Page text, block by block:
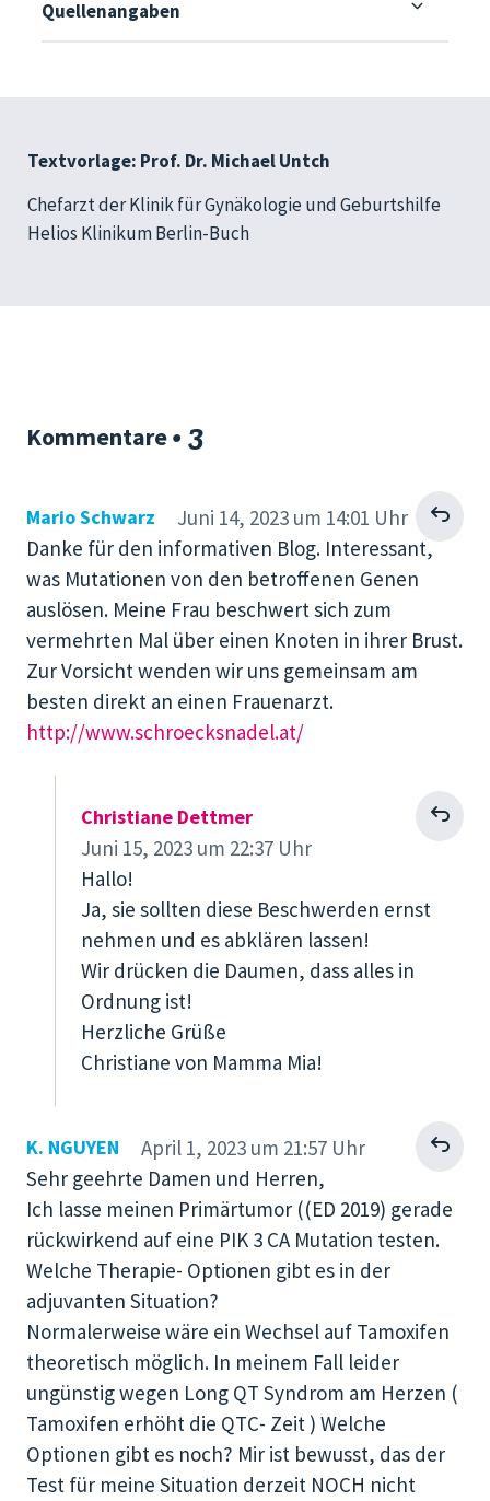
Quellenangaben
Textvorlage: Prof. Dr. Michael Untch
Chefarzt der Klinik für Gynäkologie und Geburtshilfe
Helios Klinikum Berlin-Buch
Kommentare• 3
Mario Schwarz
Juni 14, 2023 um 14:01 Uhr
Danke für den informativen Blog. Interessant,
was Mutationen von den betroffenen Genen
auslösen. Meine Frau beschwert sich zum
vermehrten Mal über einen Knoten in ihrer Brust.
Zur Vorsicht wenden wir uns gemeinsam am
besten direkt an einen Frauenarzt.
http://www.schroecksnadel.at/
Antworten
Christiane Dettmer
Juni 15, 2023 um 22:37 Uhr
Hallo!
Ja, sie sollten diese Beschwerden ernst
nehmen und es abklären lassen!
Wir drücken die Daumen, dass alles in
Ordnung ist!
Herzliche Grüße
Christiane von Mamma Mia!
Antworten
K. NGUYEN
April 1, 2023 um 21:57 Uhr
Sehr geehrte Damen und Herren,
Ich lasse meinen Primärtumor ((ED 2019) gerade
rückwirkend auf eine PIK 3 CA Mutation testen.
Welche Therapie- Optionen gibt es in der
adjuvanten Situation?
Normalerweise wäre ein Wechsel auf Tamoxifen
theoretisch möglich. In meinem Fall leider
ungünstig wegen Long QT Syndrom am Herzen (
Tamoxifen erhöht die QTC- Zeit ) Welche
Optionen gibt es noch? Mir ist bewusst, das der
Test für meine Situation derzeit NOCH nicht
Antworten